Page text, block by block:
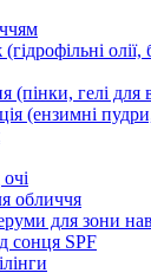
(пінки, гелі для
(ензимні
обличчя
для зони
сонця SPF